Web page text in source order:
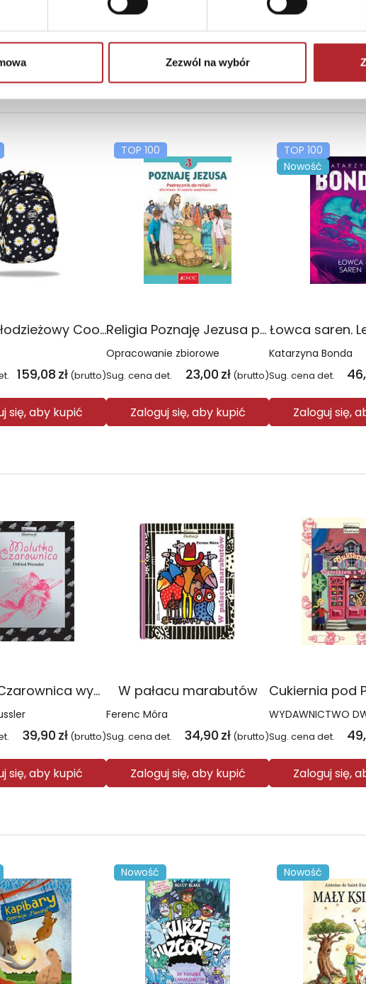
Zezwól na wybór
Sug. cena det. (brutto)Sug. cena det.
Plecak młodzieżowy Coolpack Jerry Daisy Black
159,08 zł (brutto)
się, aby kupić
TOP 100
Religia Poznaję Jezusa podręcznik dla klasy 3 szkoły podstawowej
Opracowanie zbiorowe
Sug. cena det. 23,00 zł (brutto)
Zaloguj się, aby kupić
TOP 100
Nowość
Łowca saren.
Katarzyna Bonda
Sug. cena det.
Zaloguj się,
Malutka Czarownica wyd. 2023
39,90 zł (brutto)
się, aby kupić
W pałacu marabutów
Ferenc Móra
Sug. cena det. 34,90 zł (brutto)
Zaloguj się, aby kupić
Sug. cena det.
Zaloguj się,
Nowość Nowość